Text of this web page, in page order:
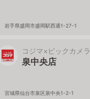
岩手県盛岡市盛岡駅西通1-27-1
コジマ×ビックカメラ
泉中央店
宮城県仙台市泉区泉中央1-2-1